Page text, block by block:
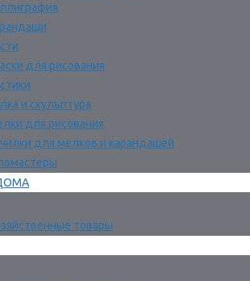
для рисования
и скульптура
для рисования
для мелков и карандашей
товары